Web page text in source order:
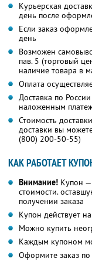
Курьерская
день после
Если заказ
день
Возможен
пав. 5 (торговый
наличие товара в
Оплата
Доставка по
наложенным
Стоимость
доставки вы
(800) 200-50-55)
КАК РАБОТАЕТ
Внимание! Купон
стоимости.
получении заказа
Купон действует
Можно купить
Каждым купоном
Оформите заказ